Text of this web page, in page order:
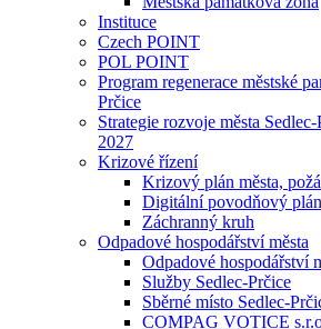
Instituce
Czech POINT
POL POINT
Program regenerace městské
Prčice
Strategie rozvoje města
2027
Krizové řízení
Krizový plán města,
Digitální povodňový plán
Záchranný kruh
Odpadové hospodářství města
Odpadové hospodářství
Služby Sedlec-Prčice
Sběrné místo Sedlec-
COMPAG VOTICE